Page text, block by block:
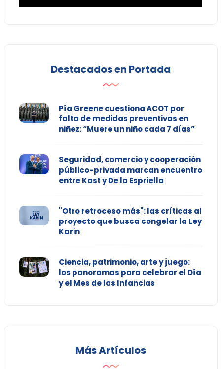
Destacados en Portada
Pía Greene cuestiona ACOT por
falta de medidas preventivas en
niñez: “Muere un niño cada 7 días”
Seguridad, comercio y cooperación
público-privada marcan encuentro
entre Kast y De la Espriella
"Otro retroceso más": las críticas al
proyecto que busca congelar la Ley
Karin
Ciencia, patrimonio, arte y juego:
los panoramas para celebrar el Día
y el Mes de las Infancias
Más Artículos